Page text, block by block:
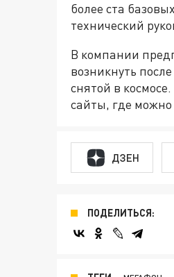
более ста
технический
В компании
возникнуть
снятой в
сайты, где можно
ДЗЕН
ПОДЕЛИТЬСЯ: